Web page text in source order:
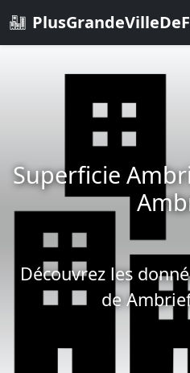
Superficie
Découvrez les
de